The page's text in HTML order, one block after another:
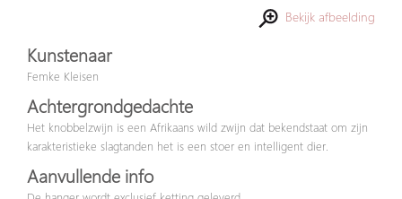
Bekijk afbeelding
Kunstenaar
Femke Kleisen
Achtergrondgedachte
Het knobbelzwijn is een Afrikaans wild zwijn dat bekendstaat om zijn
karakteristieke slagtanden het is een stoer en intelligent dier.
Aanvullende info